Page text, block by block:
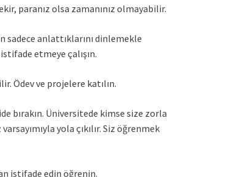
paranız olsa zamanınız olmayabilir.
sadece anlattıklarını dinlemekle
etmeye çalışın.
Ödev ve projelere katılın.
bırakın. Üniversitede kimse size zorla
yola çıkılır. Siz öğrenmek
istifade edin öğrenin.